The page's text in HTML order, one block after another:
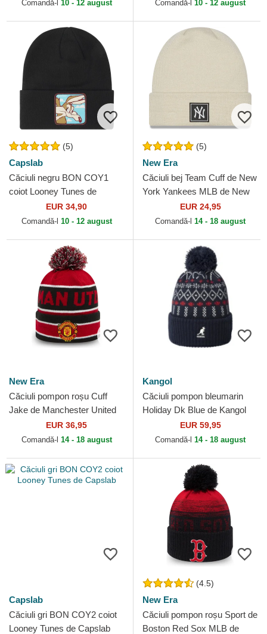
Comandă-l 10 - 12 august Comandă-l 10 - 12 august
(5)
Capslab
Căciuli negru BON COY1
coiot Looney Tunes de
EUR 34,90
Comandă-l 10 - 12 august
(5)
New Era
Căciuli bej Team Cuff de New
York Yankees MLB de New
EUR 24,95
Comandă-l 14 - 18 august
New Era
Căciuli pompon roșu Cuff
Jake de Manchester United
Football Club Premier League
de New Era
EUR 36,95
Comandă-l 14 - 18 august
Kangol
Căciuli pompon bleumarin
Holiday Dk Blue de Kangol
EUR 59,95
Comandă-l 14 - 18 august
Capslab
Căciuli gri BON COY2 coiot
Looney Tunes de Capslab
(4.5)
New Era
Căciuli pompon roșu Sport de
Boston Red Sox MLB de